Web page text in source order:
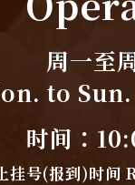
周一至
to
时间：
挂号(报到)时